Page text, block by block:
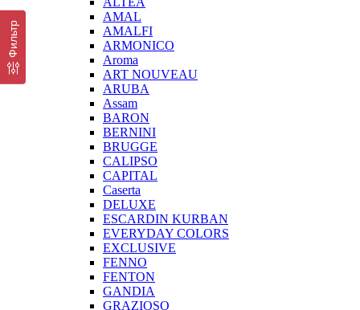
AMAL
AMALFI
ARMONICO
Aroma
ART NOUVEAU
ARUBA
Assam
BARON
BERNINI
BRUGGE
CALIPSO
CAPITAL
Caserta
DELUXE
ESCARDIN KURBAN
EVERYDAY COLORS
EXCLUSIVE
FENNO
FENTON
GANDIA
GRAZIOSO
Фильтр